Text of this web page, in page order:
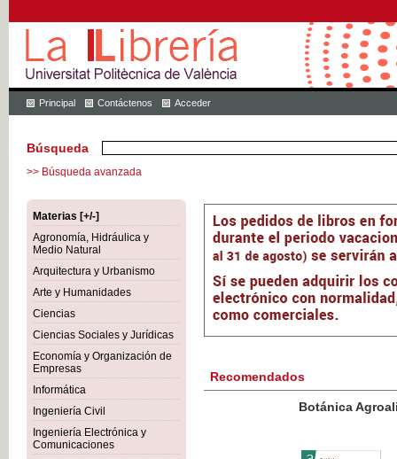
Principal Contáctenos Acceder
Búsqueda
>> Búsqueda avanzada
Materias [+/-]
Agronomía, Hidráulica y
Medio Natural
Arquitectura y Urbanismo
Arte y Humanidades
Ciencias
Ciencias Sociales y Jurídicas
Economía y Organización de
Empresas
Informática
Ingeniería Civil
Ingeniería Electrónica y
Comunicaciones
Recomendados
Botánica Agroalimentaria